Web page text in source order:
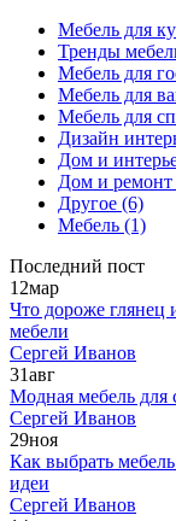
Мебель для
Тренды
Мебель для
Мебель для
Мебель для
Дизайн
Дом и
Дом и ремонт
Другое (6)
Мебель (1)
Последний пост
12мар
Что дороже глянец
мебели
Сергей Иванов
31авг
Модная мебель для
Сергей Иванов
29ноя
Как выбрать
идеи
Сергей Иванов